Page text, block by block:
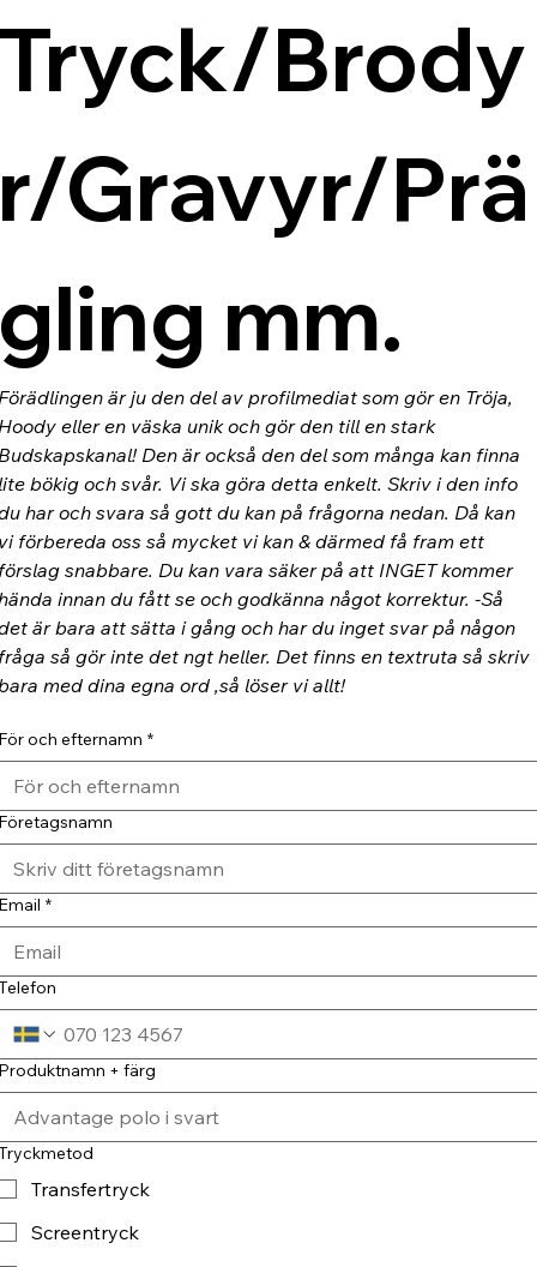
Brody
Gravyr/Prä
mm.
är ju den del av profilmediat som gör en Tröja,
eller en väska unik och gör den till en stark
Den är också den del som många kan finna
bökig och svår. Vi ska göra detta enkelt. Skriv i den info
har och svara så gott du kan på frågorna nedan. Då kan
förbereda oss så mycket vi kan & därmed få fram ett
snabbare. Du kan vara säker på att INGET kommer
innan du fått se och godkänna något korrektur. -Så
är bara att sätta i gång och har du inget svar på någon
så gör inte det ngt heller. Det finns en textruta så skriv
med dina egna ord ,så löser vi allt!
och efternamn *
*
+ färg
Transfertryck
Screentryck